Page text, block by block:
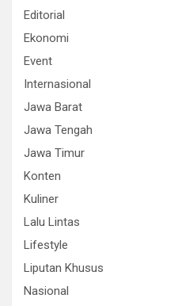
Editorial
Ekonomi
Event
Internasional
Jawa Barat
Jawa Tengah
Jawa Timur
Konten
Kuliner
Lalu Lintas
Lifestyle
Liputan Khusus
Nasional